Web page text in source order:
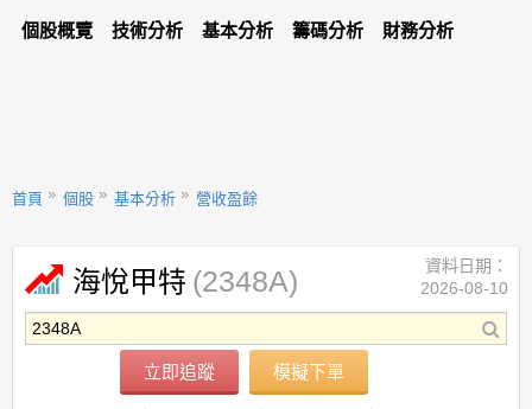
個股概覽 技術分析 基本分析 籌碼分析 財務分析
首頁 個股 基本分析 營收盈餘
海悅甲特 (2348A)
立即追蹤 模擬下單
資料日期：
2026-08-10